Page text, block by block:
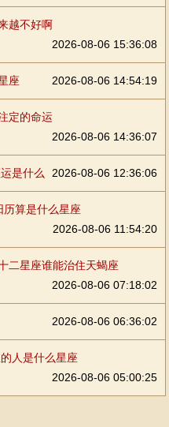
越不好啊
2026-08-06 15:36:08
座 2026-08-06 14:54:19
定的命运
2026-08-06 14:36:07
是什么 2026-08-06 12:36:06
算是什么星座
2026-08-06 11:54:20
二星座谁能治住天蝎座
2026-08-06 07:18:02
2026-08-06 06:36:02
人是什么星座
2026-08-06 05:00:25